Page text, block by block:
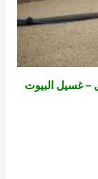
– غسيل البيوت